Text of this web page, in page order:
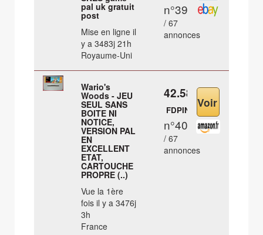
pal uk gratuit
post
Mise en ligne il
y a 3483j 21h
Royaume-Uni
n°39
/ 67
annonces
Wario's
Woods - JEU
SEUL SANS
BOITE NI
NOTICE,
VERSION PAL
EN
EXCELLENT
ETAT,
CARTOUCHE
PROPRE (..)
Vue la 1ère
fois il y a 3476j
3h
France
42.58 €
FDPIN
n°40
/ 67
annonces